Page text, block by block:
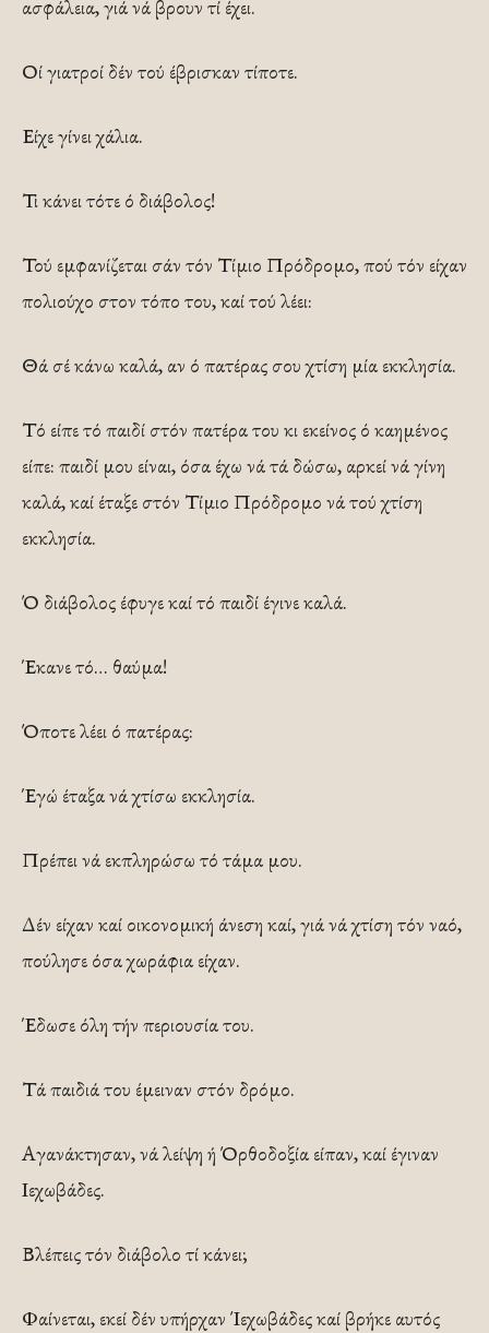
ασφάλεια, γιά νά βρουν τί έχει.
Οί γιατροί δέν τού έβρισκαν τίποτε.
Είχε γίνει χάλια.
Τι κάνει τότε ό διάβολος!
Τού εμφανίζεται σάν τόν Τίμιο Πρόδρομο, πού τόν είχαν
πολιούχο στον τόπο του, καί τού λέει:
Θά σέ κάνω καλά, αν ό πατέρας σου χτίση μία εκκλησία.
Τό είπε τό παιδί στόν πατέρα του κι εκείνος ό καημένος
είπε: παιδί μου είναι, όσα έχω νά τά δώσω, αρκεί νά γίνη
καλά, καί έταξε στόν Τίμιο Πρόδρομο νά τού χτίση
εκκλησία.
Ό διάβολος έφυγε καί τό παιδί έγινε καλά.
Έκανε τό… θαύμα!
Όποτε λέει ό πατέρας:
Έγώ έταξα νά χτίσω εκκλησία.
Πρέπει νά εκπληρώσω τό τάμα μου.
Δέν είχαν καί οικονομική άνεση καί, γιά νά χτίση τόν ναό,
πούλησε όσα χωράφια είχαν.
Έδωσε όλη τήν περιουσία του.
Τά παιδιά του έμειναν στόν δρόμο.
Αγανάκτησαν, νά λείψη ή Όρθοδοξία είπαν, καί έγιναν
Ιεχωβάδες.
Βλέπεις τόν διάβολο τί κάνει;
Φαίνεται, εκεί δέν υπήρχαν Ίεχωβάδες καί βρήκε αυτός